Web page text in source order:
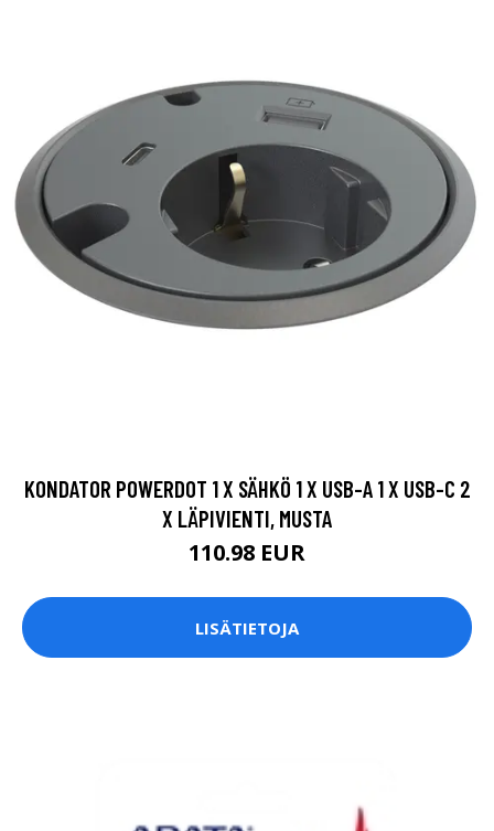
KONDATOR POWERDOT 1 X SÄHKÖ 1 X USB-A 1 X USB-C 2
X LÄPIVIENTI, MUSTA
110.98 EUR
LISÄTIETOJA